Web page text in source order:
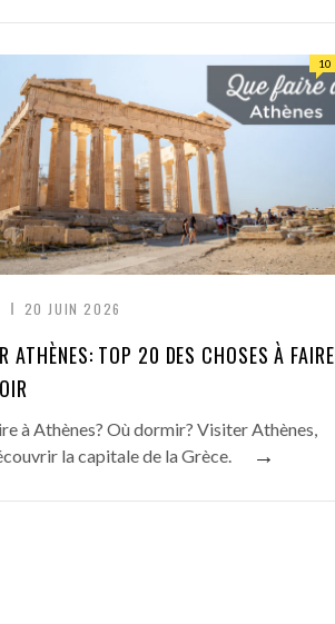
20 JUIN 2026
10
ATHÈNES: TOP 20 DES CHOSES À FAIRE
à Athènes? Où dormir? Visiter Athènes,
la capitale de la Grèce.
→